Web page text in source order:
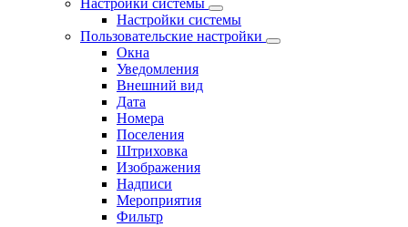
Настройки системы
Настройки системы
Пользовательские настройки
Окна
Уведомления
Внешний вид
Дата
Номера
Поселения
Штриховка
Изображения
Надписи
Мероприятия
Фильтр